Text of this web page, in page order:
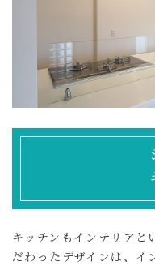
キッチンもインテリアと
だわったデザインは、イ